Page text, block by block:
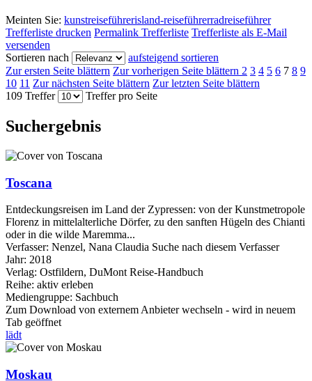
Meinten Sie: kunstreiseführerisland-reiseführerradreiseführer
Trefferliste drucken Permalink Trefferliste Trefferliste als E-Mail
versenden
Sortieren nach
aufsteigend sortieren
Zur ersten Seite blättern Zur vorherigen Seite blättern 2 3 4 5 6 7 8 9
10 11 Zur nächsten Seite blättern Zur letzten Seite blättern
109 Treffer
Treffer pro Seite
Suchergebnis
Toscana
Entdeckungsreisen im Land der Zypressen: von der Kunstmetropole
Florenz in mittelalterliche Dörfer, zu den sanften Hügeln des Chianti
oder in die wilde Maremma...
Verfasser: Nenzel, Nana Claudia Suche nach diesem Verfasser
Jahr: 2018
Verlag: Ostfildern, DuMont Reise-Handbuch
Reihe: aktiv erleben
Mediengruppe: Sachbuch
Zum Download von externem Anbieter wechseln - wird in neuem
Tab geöffnet
lädt
Moskau